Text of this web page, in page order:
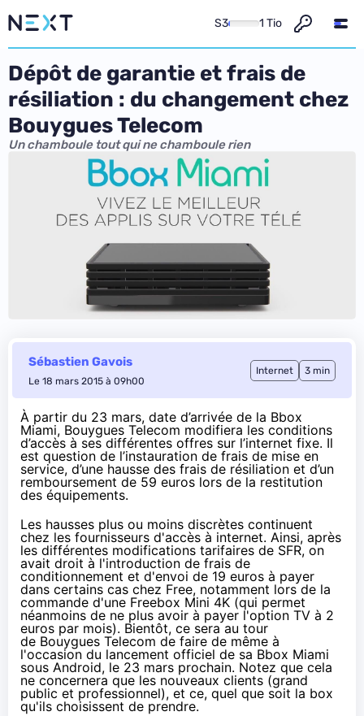
S3 1 Tio
Dépôt de garantie et frais de
résiliation : du changement chez
Bouygues Telecom
Un chamboule tout qui ne chamboule rien
Sébastien Gavois
Le 18 mars 2015 à 09h00
Internet 3 min
À partir du 23 mars, date d’arrivée de la Bbox
Miami, Bouygues Telecom modifiera les conditions
d’accès à ses différentes offres sur l’internet fixe. Il
est question de l’instauration de frais de mise en
service, d’une hausse des frais de résiliation et d’un
remboursement de 59 euros lors de la restitution
des équipements.
Les hausses plus ou moins discrètes continuent
chez les fournisseurs d'accès à internet. Ainsi, après
les différentes modifications tarifaires de SFR, on
avait droit à l'introduction de frais de
conditionnement et d'envoi de 19 euros à payer
dans certains cas chez Free, notamment lors de la
commande d'une Freebox Mini 4K (qui permet
néanmoins de ne plus avoir à payer l'option TV à 2
euros par mois). Bientôt, ce sera au tour
de Bouygues Telecom de faire de même à
l'occasion du lancement officiel de sa Bbox Miami
sous Android, le 23 mars prochain. Notez que cela
ne concernera que les nouveaux clients (grand
public et professionnel), et ce, quel que soit la box
qu'ils choisissent de prendre.